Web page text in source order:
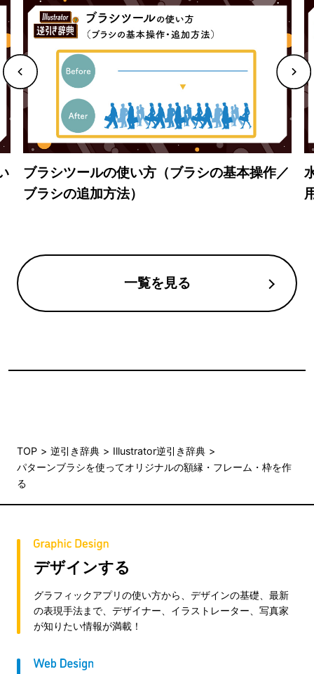
ブラシツールの使い方（ブラシの基本操作／
ブラシの追加方法）
一覧を見る
TOP 逆引き辞典
Illustrator逆引き辞典
パターンブラシを使ってオリジナルの額縁・フレーム・枠を作
る
デザインする
グラフィックアプリの使い方から、デザインの基礎、最新
の表現手法まで、デザイナー、イラストレーター、写真家
が知りたい情報が満載！